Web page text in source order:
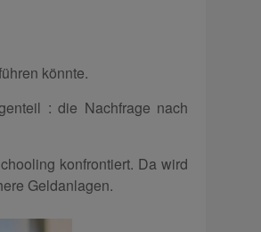
könnte.
: die Nachfrage nach
konfrontiert. Da wird
Geldanlagen.